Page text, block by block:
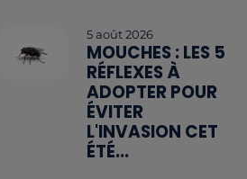
5 août 2026
MOUCHES : LES 5
RÉFLEXES À
ADOPTER POUR
ÉVITER
L'INVASION CET
ÉTÉ...